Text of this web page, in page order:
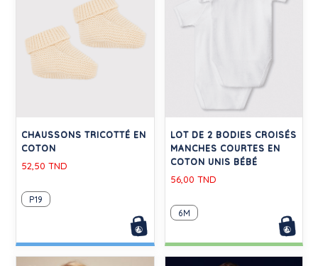
CHAUSSONS TRICOTTÉ EN
COTON
52,50 TND
P19
LOT DE 2 BODIES CROISÉS
MANCHES COURTES EN
COTON UNIS BÉBÉ
56,00 TND
6M